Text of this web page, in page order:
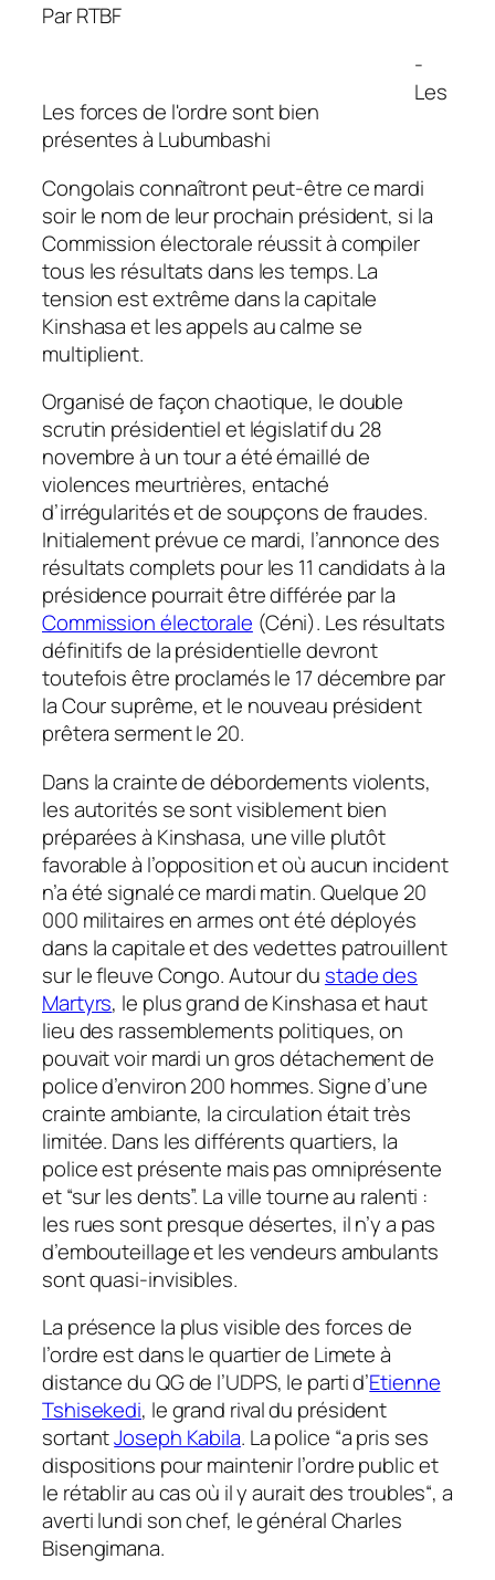
Par RTBF
Les forces de l'ordre sont bien
présentes à Lubumbashi
-
Les
Congolais connaîtront peut-être ce mardi
soir le nom de leur prochain président, si la
Commission électorale réussit à compiler
tous les résultats dans les temps. La
tension est extrême dans la capitale
Kinshasa et les appels au calme se
multiplient.
Organisé de façon chaotique, le double
scrutin présidentiel et législatif du 28
novembre à un tour a été émaillé de
violences meurtrières, entaché
d’irrégularités et de soupçons de fraudes.
Initialement prévue ce mardi, l’annonce des
résultats complets pour les 11 candidats à la
présidence pourrait être différée par la
Commission électorale (Céni). Les résultats
définitifs de la présidentielle devront
toutefois être proclamés le 17 décembre par
la Cour suprême, et le nouveau président
prêtera serment le 20.
Dans la crainte de débordements violents,
les autorités se sont visiblement bien
préparées à Kinshasa, une ville plutôt
favorable à l’opposition et où aucun incident
n’a été signalé ce mardi matin. Quelque 20
000 militaires en armes ont été déployés
dans la capitale et des vedettes patrouillent
sur le fleuve Congo. Autour du stade des
Martyrs, le plus grand de Kinshasa et haut
lieu des rassemblements politiques, on
pouvait voir mardi un gros détachement de
police d’environ 200 hommes. Signe d’une
crainte ambiante, la circulation était très
limitée. Dans les différents quartiers, la
police est présente mais pas omniprésente
et “sur les dents”. La ville tourne au ralenti :
les rues sont presque désertes, il n’y a pas
d’embouteillage et les vendeurs ambulants
sont quasi-invisibles.
La présence la plus visible des forces de
l’ordre est dans le quartier de Limete à
distance du QG de l’UDPS, le parti d’Etienne
Tshisekedi, le grand rival du président
sortantJoseph Kabila. La police “a pris ses
dispositions pour maintenir l’ordre public et
le rétablir au cas où il y aurait des troubles“, a
averti lundi son chef, le général Charles
Bisengimana.